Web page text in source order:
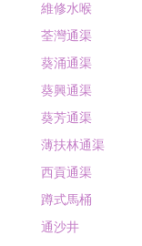
維修水喉
荃灣通渠
葵涌通渠
葵興通渠
葵芳通渠
薄扶林通渠
西貢通渠
蹲式馬桶
通沙井